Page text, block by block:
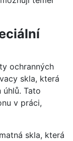
ochranných
skla, která
Tato
v práci,
skla, která